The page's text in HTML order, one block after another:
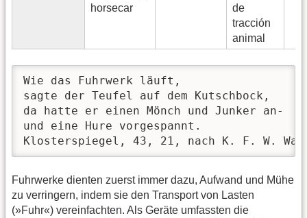
horsecar
de
tracción
animal
Wie das Fuhrwerk läuft,
sagte der Teufel auf dem Kutschbock,
da hatte er einen Mönch und Junker an-
und eine Hure vorgespannt.
Klosterspiegel, 43, 21, nach K. F. W.
Fuhrwerke dienten zuerst immer dazu, Aufwand und Mühe
zu verringern, indem sie den Transport von Lasten
(»Fuhr«) vereinfachten. Als Geräte umfassten die